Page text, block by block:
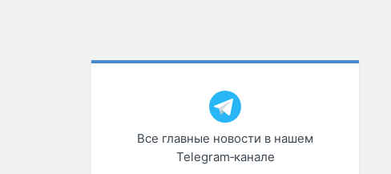
Все главные новости в нашем
Telegram‑канале